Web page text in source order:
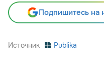
Подпишитесь на
Источник Publika